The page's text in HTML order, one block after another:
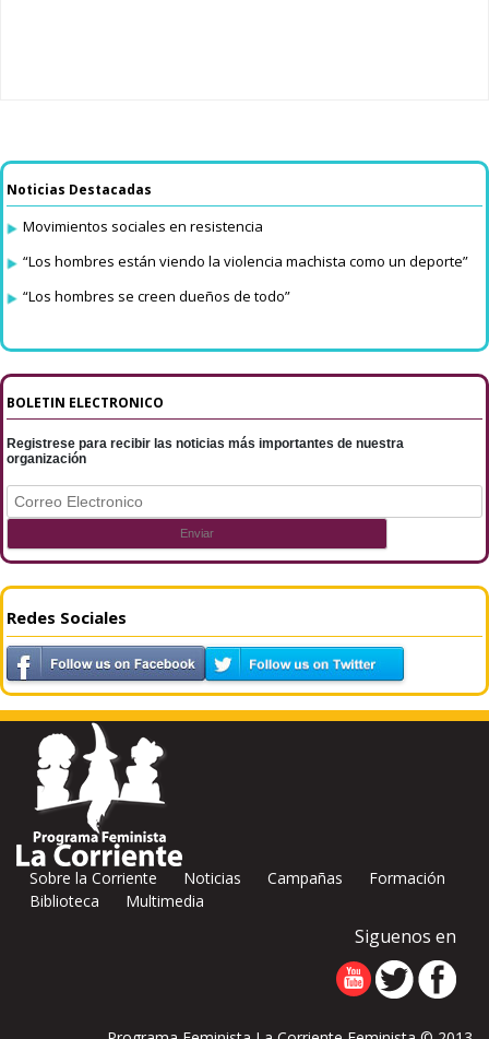
Noticias Destacadas
Movimientos sociales en resistencia
“Los hombres están viendo la violencia machista como un deporte”
“Los hombres se creen dueños de todo”
BOLETIN ELECTRONICO
Registrese para recibir las noticias más importantes de nuestra
organización
Redes Sociales
Sobre la Corriente Noticias Campañas
Formación
Biblioteca
Multimedia
Siguenos en